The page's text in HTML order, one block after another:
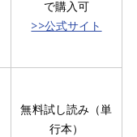
で購入可
>>公式サイト
無料試し読み（単
行本）